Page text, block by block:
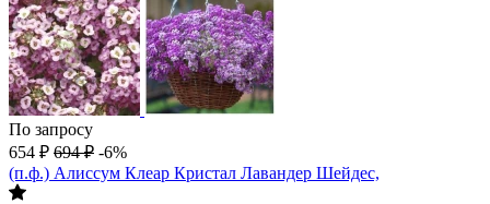
По запросу
654 ₽ 694 ₽ -6%
(п.ф.) Алиссум Клеар Кристал Лавандер Шейдес,